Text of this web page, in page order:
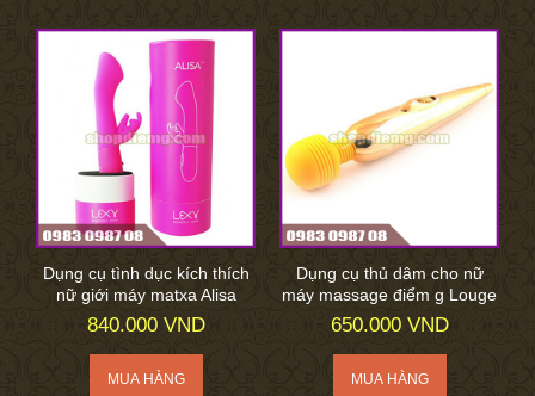
Dụng cụ tình dục kích thích
nữ giới máy matxa Alisa
840.000 VND
Dụng cụ thủ dâm cho nữ
máy massage điểm g Louge
650.000 VND